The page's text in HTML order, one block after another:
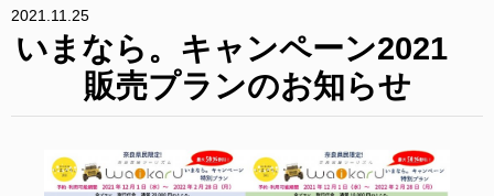
2021.11.25
いまなら。キャンペーン2021
販売プランのお知らせ